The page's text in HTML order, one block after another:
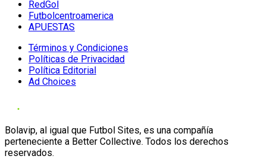
RedGol
Futbolcentroamerica
APUESTAS
Términos y Condiciones
Políticas de Privacidad
Política Editorial
Ad Choices
Bolavip, al igual que Futbol Sites, es una compañía
perteneciente a Better Collective. Todos los derechos
reservados.